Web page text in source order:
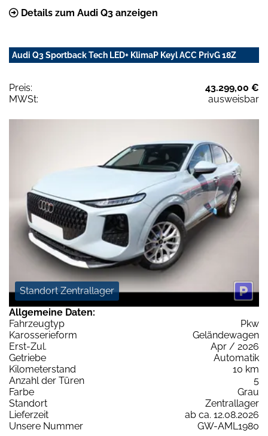
Details zum Audi Q3 anzeigen
Audi Q3 Sportback Tech LED+ KlimaP Keyl ACC PrivG 18Z
Preis:
43.299,00 €
MWSt:
ausweisbar
Standort Zentrallager
Allgemeine Daten:
Fahrzeugtyp
Pkw
Karosserieform
Geländewagen
Erst-Zul.
Apr / 2026
Getriebe
Automatik
Kilometerstand
10 km
Anzahl der Türen
5
Farbe
Grau
Standort
Zentrallager
Lieferzeit
ab ca. 12.08.2026
Unsere Nummer
GW-AML1980